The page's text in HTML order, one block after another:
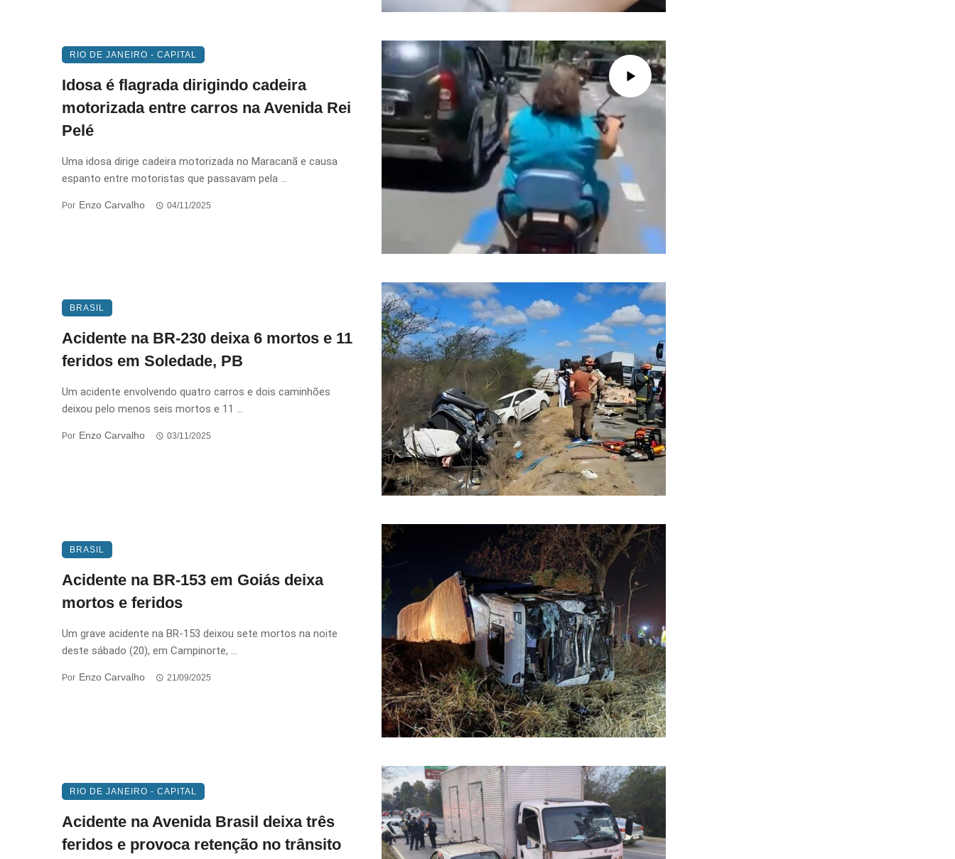
RIO DE JANEIRO - CAPITAL
Idosa é flagrada dirigindo cadeira
motorizada entre carros na Avenida Rei
Pelé
Uma idosa dirige cadeira motorizada no Maracanã e causa
espanto entre motoristas que passavam pela ...
Por Enzo Carvalho 04/11/2025
BRASIL
Acidente na BR-230 deixa 6 mortos e 11
feridos em Soledade, PB
Um acidente envolvendo quatro carros e dois caminhões
deixou pelo menos seis mortos e 11 ...
Por Enzo Carvalho 03/11/2025
BRASIL
Acidente na BR-153 em Goiás deixa
mortos e feridos
Um grave acidente na BR-153 deixou sete mortos na noite
deste sábado (20), em Campinorte, ...
Por Enzo Carvalho 21/09/2025
RIO DE JANEIRO - CAPITAL
Acidente na Avenida Brasil deixa três
feridos e provoca retenção no trânsito